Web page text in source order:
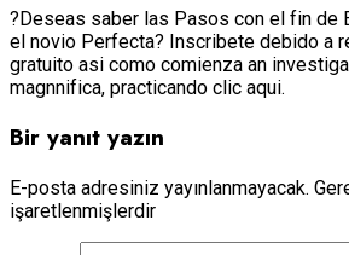
?Deseas saber las Pasos con el fin de
el novio Perfecta? Inscribete debido a
gratuito asi­ como comienza an
magnnifica, practicando clic aqui.
Bir yanıt yazın
E-posta adresiniz yayınlanmayacak.
işaretlenmişlerdir